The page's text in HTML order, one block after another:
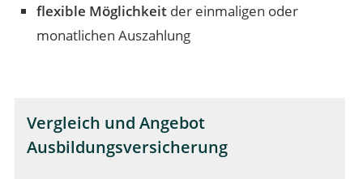
flexible Möglichkeit der einmaligen oder
monatlichen Auszahlung
Vergleich und Angebot
Ausbildungsversicherung